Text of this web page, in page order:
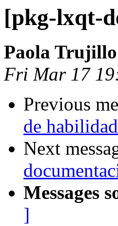
[pkg-lxqt-
Paola Trujillo
Fri Mar 17
Previous
de
Next
Messages
]